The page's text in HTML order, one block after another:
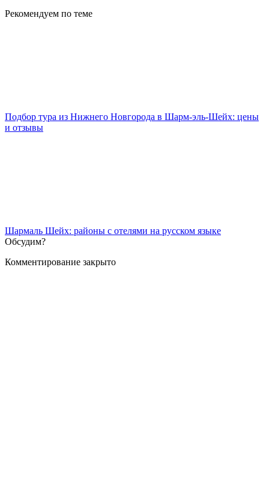
Рекомендуем по теме
Подбор тура из Нижнего Новгорода в Шарм-эль-Шейх: цены
и отзывы
Шармаль Шейх: районы с отелями на русском языке
Обсудим?
Комментирование закрыто